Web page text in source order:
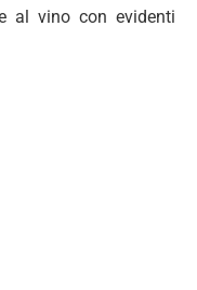
al vino con evidenti